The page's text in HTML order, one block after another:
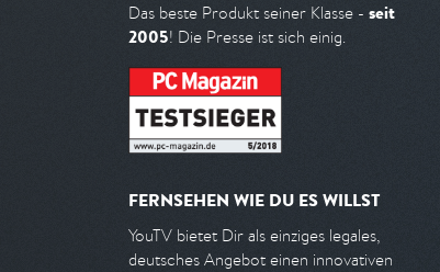
Das beste Produkt seiner Klasse - seit
2005! Die Presse ist sich einig.
FERNSEHEN WIE DU ES WILLST
YouTV bietet Dir als einziges legales,
deutsches Angebot einen innovativen